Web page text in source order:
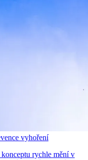
vyhoření
rychle mění v